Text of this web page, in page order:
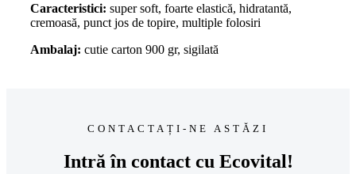
Caracteristici: super soft, foarte elastică, hidratantă,
cremoasă, punct jos de topire, multiple folosiri
Ambalaj: cutie carton 900 gr, sigilată
CONTACTAȚI-NE ASTĂZI
Intră în contact cu Ecovital!